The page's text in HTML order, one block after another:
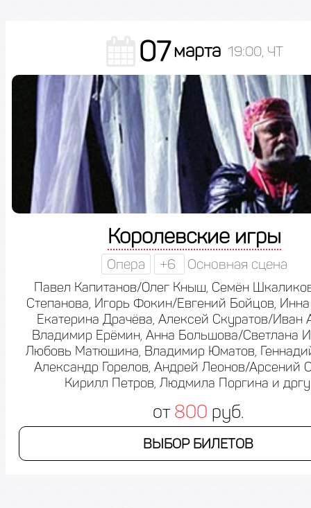
07 марта 19:00, ЧТ
Королевские игры
Опера +6 Основная сцена
Павел Капитанов/Олег Кныш, Семён
Степанова, Игорь Фокин/Евгений Бойцов,
Екатерина Драчёва, Алексей Скуратов/Иван
Владимир Ерёмин, Анна Большова/Светлана
Любовь Матюшина, Владимир Юматов,
Александр Горелов, Андрей Леонов/Арсений
Кирилл Петров, Людмила Поргина и
от 800 руб.
ВЫБОР БИЛЕТОВ